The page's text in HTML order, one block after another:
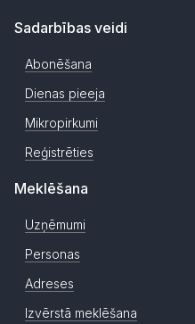
Sadarbības veidi
Abonēšana
Dienas pieeja
Mikropirkumi
Reģistrēties
Meklēšana
Uzņēmumi
Personas
Adreses
Izvērstā meklēšana